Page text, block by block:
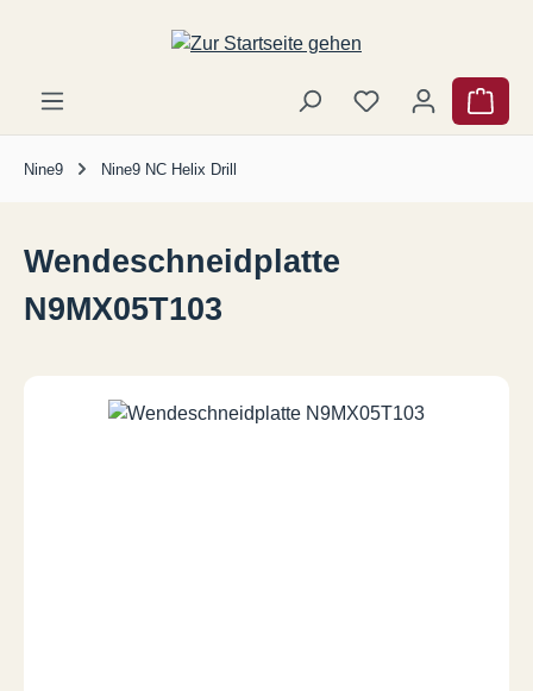
Zum Hauptinhalt springen
Nine9 Nine9 NC Helix Drill
Wendeschneidplatte
N9MX05T103